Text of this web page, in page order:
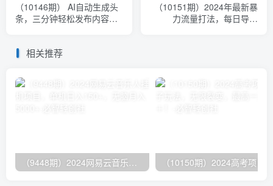
（10146期） AI自动生成头
条，三分钟轻松发布内容，
（10151期）2024年最新暴
力流量打法，每日导入
相关推荐
（9448期）2024网易云音乐人挂机项目，单机日入150+，无脑月入5000+